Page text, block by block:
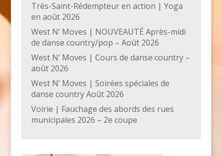
Très-Saint-Rédempteur en action | Yoga
en août 2026
West N’ Moves | NOUVEAUTÉ Après-midi
de danse country/pop – Août 2026
West N’ Moves | Cours de danse country –
août 2026
West N’ Moves | Soirées spéciales de
danse country Août 2026
Voirie | Fauchage des abords des rues
municipales 2026 – 2e coupe